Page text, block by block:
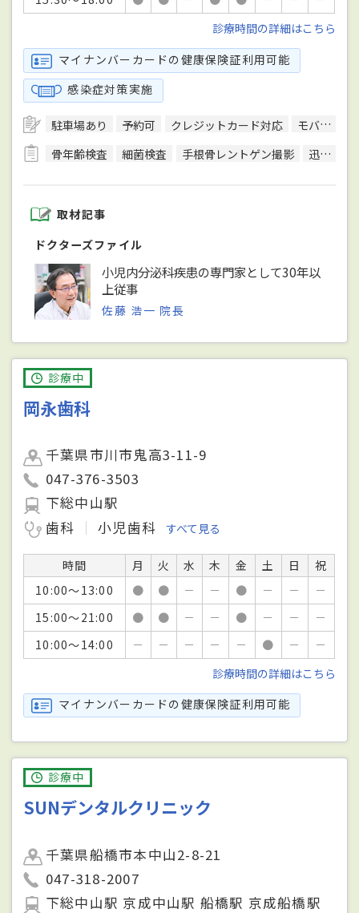
診療時間の詳細はこちら
マイナンバーカードの健康保険証利用可能
感染症対策実施
駐車場あり 予約可 クレジットカード対応
モバイル決済対応
骨年齢検査
細菌検査 手根骨レントゲン撮影 迅速抗原キット検査
取材記事
ドクターズファイル
小児内分泌科疾患の専門家として30年以
上従事
佐藤 浩一 院長
診療中
岡永歯科
千葉県市川市鬼高3-11-9
047-376-3503
下総中山駅
歯科
小児歯科 すべて見る
時間 月 火 水 木 金 土 日
祝
10:00～13:00
● ● － － ● － －
－
15:00～21:00
● ● － － ● － －
－
10:00～14:00
－ － － － － ● －
－
診療時間の詳細はこちら
マイナンバーカードの健康保険証利用可能
診療中
SUNデンタルクリニック
千葉県船橋市本中山2-8-21
047-318-2007
下総中山駅 京成中山駅 船橋駅 京成船橋駅